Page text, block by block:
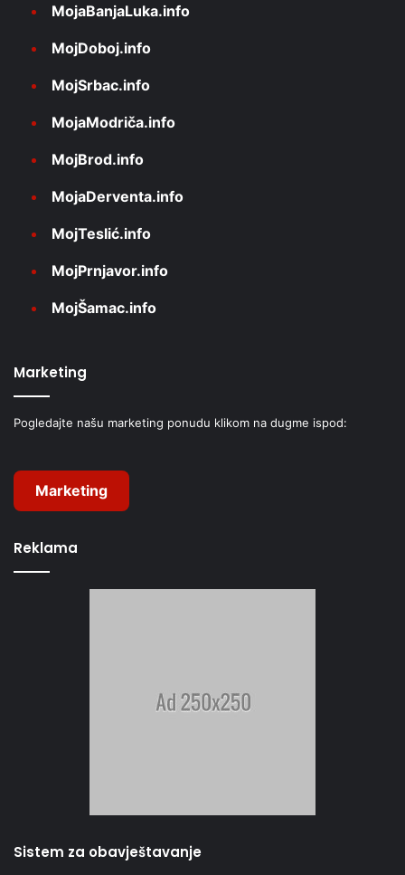
MojaBanjaLuka.info
MojDoboj.info
MojSrbac.info
MojaModriča.info
MojBrod.info
MojaDerventa.info
MojTeslić.info
MojPrnjavor.info
MojŠamac.info
Marketing
Pogledajte našu marketing ponudu klikom na dugme ispod:
Marketing
Reklama
Sistem za obavještavanje